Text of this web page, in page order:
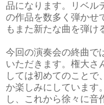
品になります。リベル
の作品を数多く弾かせ
もまた新たな曲を弾け
今回の演奏会の終曲で
いただきます。権大さ
しては初めてのことで
か楽しみにしています
し、これから徐々に音